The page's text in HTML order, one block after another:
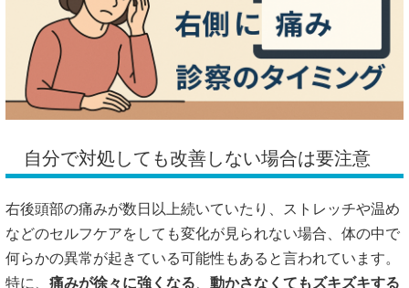
自分で対処しても改善しない場合は要注意
右後頭部の痛みが数日以上続いていたり、ストレッチや温め
などのセルフケアをしても変化が見られない場合、体の中で
何らかの異常が起きている可能性もあると言われています。
特に、 痛みが徐々に強くなる
動かさなくてもズキズキする